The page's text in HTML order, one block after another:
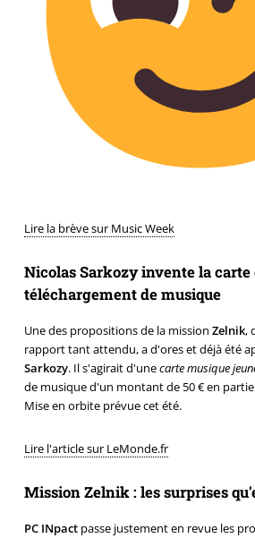
Lire la brève sur Music Week
Nicolas Sarkozy invente la carte
téléchargement de musique
Une des propositions de la mission Zelnik,
rapport tant attendu, a d'ores et déjà été
Sarkozy. Il s'agirait d'unecarte musique
de musique d'un montant de 50 € en
Mise en orbite prévue cet été.
Lire l'article sur LeMonde.fr
Mission Zelnik : les surprises
PC INpactpasse justement en revue les